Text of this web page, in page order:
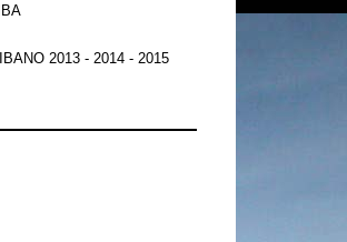
2013 - 2014 - 2015